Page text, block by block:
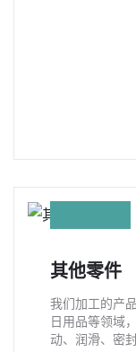
其他零件
我们加工的产
日用品等领域
动、润滑、密